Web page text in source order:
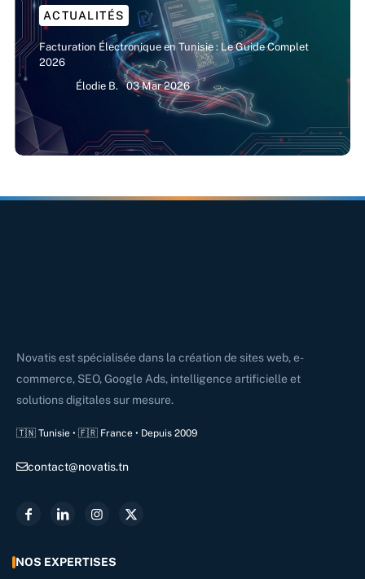
ACTUALITÉS
Facturation Électronique en Tunisie : Le Guide Complet
2026
Élodie B.
03 Mar 2026
Novatis est spécialisée dans la création de sites web, e-
commerce, SEO, Google Ads, intelligence artificielle et
solutions digitales sur mesure.
🇹🇳 Tunisie • 🇫🇷 France • Depuis 2009
contact@novatis.tn
NOS EXPERTISES